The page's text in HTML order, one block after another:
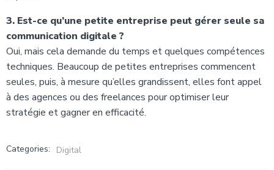
3. Est-ce qu’une petite entreprise peut gérer seule sa
communication digitale ?
Oui, mais cela demande du temps et quelques compétences
techniques. Beaucoup de petites entreprises commencent
seules, puis, à mesure qu’elles grandissent, elles font appel
à des agences ou des freelances pour optimiser leur
stratégie et gagner en efficacité.
Categories: Digital